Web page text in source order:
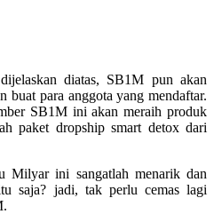
diatas, SB1M pun akan
buat para anggota yang mendaftar.
SB1M ini akan meraih produk
paket dropship smart detox dari
Milyar ini sangatlah menarik dan
saja? jadi, tak perlu cemas lagi